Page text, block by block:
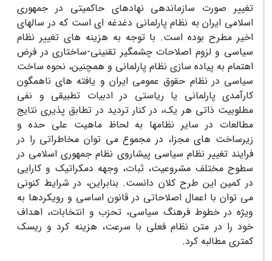
تغییر صورت سازماندهی نهادهای حاکمیتی در جمهوری
اسلامی ایران به نظام پارلمانی دغدغه­ ای است که در سال‏های
اخیر مطرح بوده است. با توجه ‏به هزینه­ های تغییر نظام
سیاسی و لزوم اصلاحات چشمگیر تقنینی-ساختاری در فرض
اهتمام به پیاده ‏سازی نظام پارلمانی و همچنین، نحوه ساخت
سیاسی در نظام حقوق عمومی ایران و یافته­ های ناهمگون
کارآمدی پارلمانی یا ریاستی در ادبیات تطبیقی و نفی
مطلوبیت ذاتی هر یک، در کنار تردید در تطابق ­پذیری نتایج
مطالعات در سایر نظام‏ها به لحاظ ماهیت علی‏ حده و
زیرساخت­ های مجزا، در مجموع می ­توان مخاطراتی را در
فرایند تغییر نظام سیاسی پیشاروی نظام جمهوری اسلامی در
سطوح مختلف مشروعیت، ثبات، وجهه دمکراتیک و کارایی
در کمین این طرح کلان دانست. بنابراین، در شرایط کنونی
می ­توان با اعمال اصلاحاتی در قانون اساسی و رویکردها به‏
ویژه در خطوط فرهنگ سیاسی، تحزب و انتخابات، اهداف
خود را در متن نظام فعلی با سرعت، هزینه ­کرد و ریسک
کمتری مطالبه کرد.